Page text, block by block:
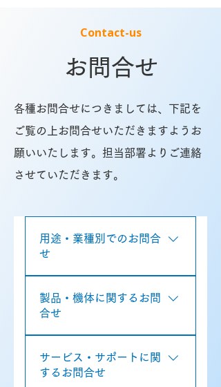
Contact-us
お問合せ
各種お問合せにつきましては、下記を
ご覧の上お問合せいただきますようお
願いいたします。担当部署よりご連絡
させていただきます。
用途・業種別でのお問合
せ
せ 鳥獣害対策ドローンに関するお
問合せ 災害対応・インフラ点検・
調査測量・実証開発に関するお問
製品・機体に関するお問
合せ
関するお問合せ EC101 connectに
関するお問合せ Skydio製品に関す
サービス・サポートに関
するお問合せ